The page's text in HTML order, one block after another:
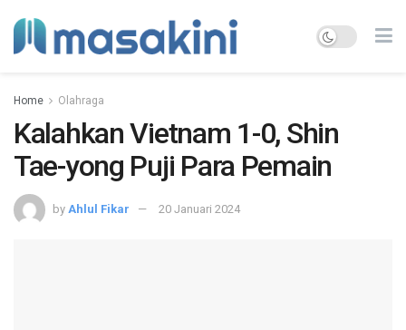
Home Olahraga
Kalahkan Vietnam 1-0, Shin
Tae-yong Puji Para Pemain
by Ahlul Fikar 20 Januari 2024